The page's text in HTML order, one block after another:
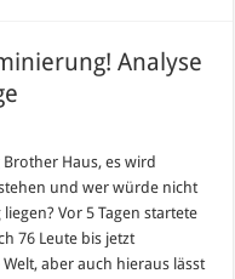
Analyse
Prognose
Haus, es wird
und wer würde nicht
Vor 5 Tagen startete
76 Leute bis jetzt
aber auch hieraus lässt